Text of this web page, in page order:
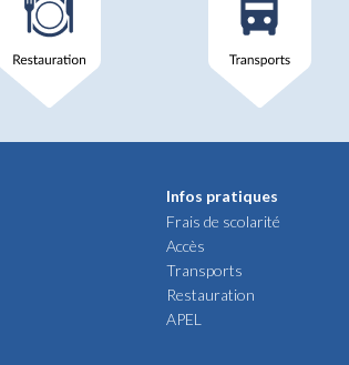
Infos pratiques
Frais de scolarité
Accès
Transports
Restauration
APEL